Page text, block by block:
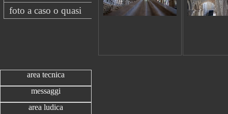
foto a caso o quasi
area tecnica
messaggi
area ludica